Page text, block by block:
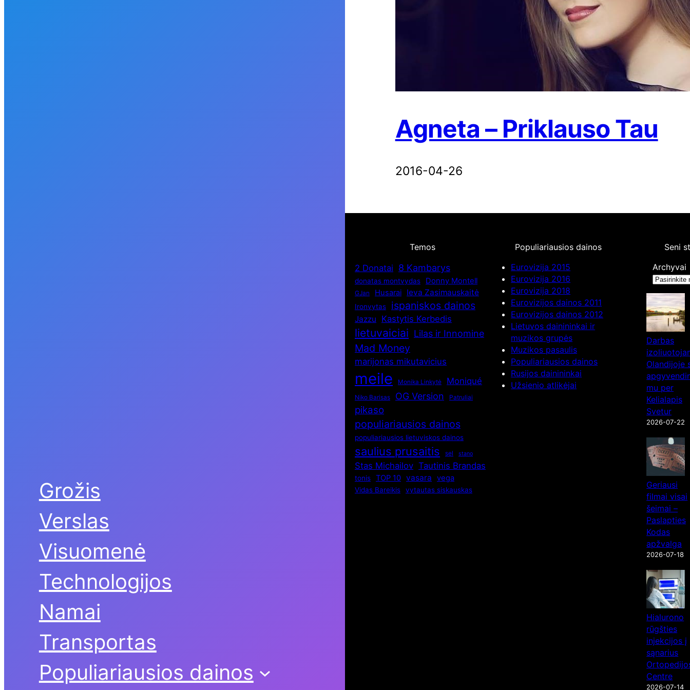
Grožis
Verslas
Visuomenė
Technologijos
Namai
Transportas
Populiariausios dainos
Agneta – Priklauso Tau
2016-04-26
Temos
2 Donatai 8 Kambarys
donatas montvydas Donny Montell
GJan Husarai Ieva Zasimauskaitė
Ironvytas ispaniskos dainos
Jazzu Kastytis Kerbedis
lietuvaiciai Lilas ir Innomine
Mad Money
marijonas mikutavicius
meile Monika Linkytė Moniqué
Niko Barisas OG Version Patruliai
pikaso
populiariausios dainos
populiariausios lietuviskos dainos
saulius prusaitis sel stano
Stas Michailov Tautinis Brandas
tonis TOP 10 vasara vega
Vidas Bareikis vytautas siskauskas
Populiariausios dainos
Eurovizija 2015
Eurovizija 2016
Eurovizija 2018
Eurovizijos dainos 2011
Eurovizijos dainos 2012
Lietuvos dainininkai ir
muzikos grupės
Muzikos pasaulis
Populiariausios dainos
Rusijos dainininkai
Užsienio atlikėjai
Seni
Archyvai
Darbas
Olandijoje
mu per
Kelialapis
Svetur
2026-07-22
Geriausi
filmai visai
šeimai –
Paslapties
Kodas
apžvalga
2026-07-18
Hialurono
rūgšties
injekcijos į
sąnarius
Centre
2026-07-14